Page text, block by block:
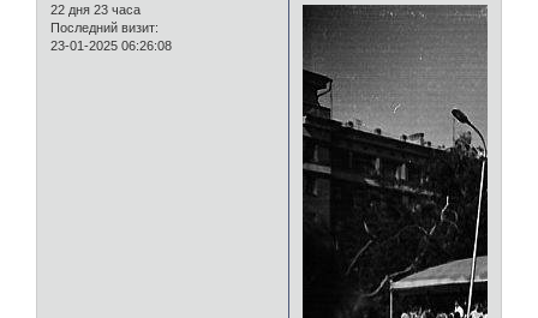
22 дня 23 часа
Последний визит:
23-01-2025 06:26:08